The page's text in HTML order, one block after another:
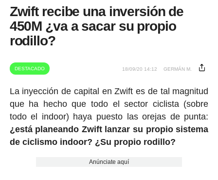
Zwift recibe una inversión de
450M ¿va a sacar su propio
rodillo?
DESTACADO 18/09/20 14:12 GERMÁN M.
La inyección de capital en Zwift es de tal magnitud
que ha hecho que todo el sector ciclista (sobre
todo el indoor) haya puesto las orejas de punta:
¿está planeando Zwift lanzar su propio sistema
de ciclismo indoor? ¿Su propio rodillo?
Anúnciate aquí